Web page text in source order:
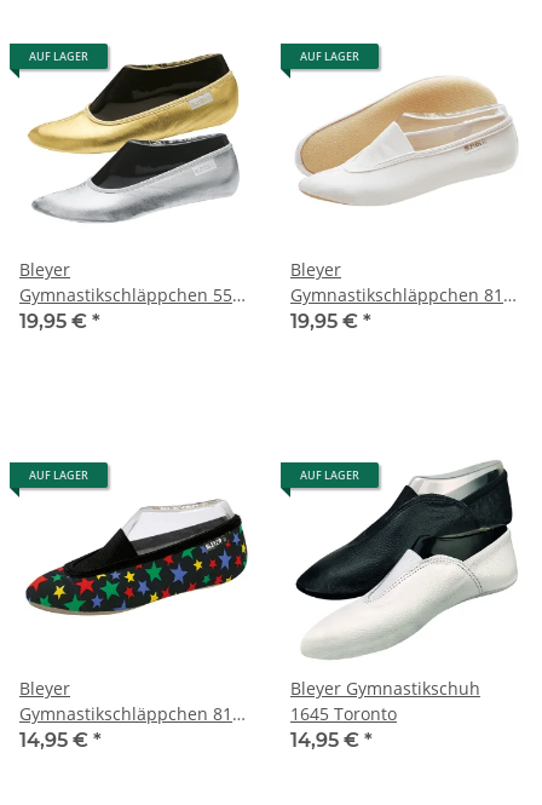
AUF LAGER
Bleyer
Gymnastikschläppchen 5540
Sporti
19,95 € *
AUF LAGER
Bleyer
Gymnastikschläppchen 811
Training
19,95 € *
AUF LAGER
Bleyer
Gymnastikschläppchen 816
Ricci schwarz-bunt
14,95 € *
AUF LAGER
Bleyer Gymnastikschuh
1645 Toronto
14,95 € *